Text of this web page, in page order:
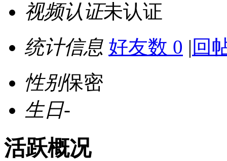
视频认证未认证
统计信息 好友数 0 | 回
性别保密
生日-
活跃概况